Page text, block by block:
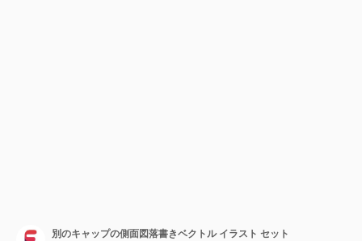
別のキャップの側面図落書きベクトル イラスト セット